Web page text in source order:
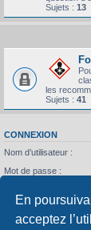
En
acceptez
Sujets : 13
les
Sujets : 41
CONNEXION
Nom d’utilisateur :
Mot de passe :
STATISTIQUES